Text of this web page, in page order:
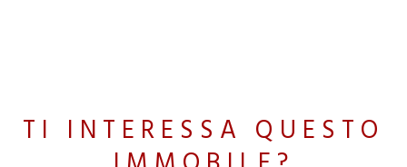
TI INTERESSA QUESTO